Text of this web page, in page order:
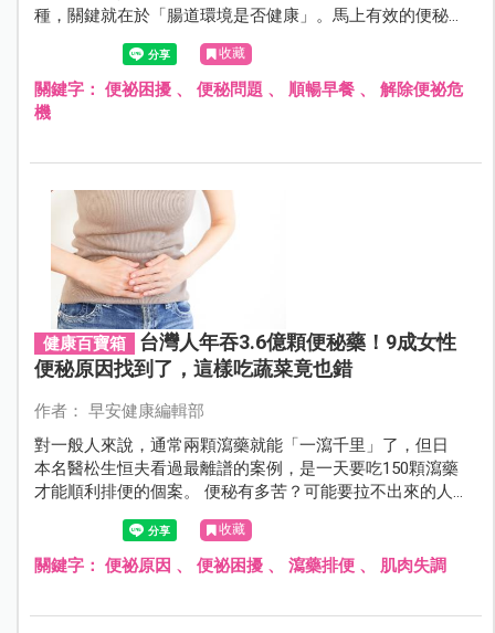
種，關鍵就在於「腸道環境是否健康」。馬上有效的便秘
解法分為「即效篇」與「長效篇」，看完請一定要準備好
收藏
關鍵字： 便祕困擾、 便秘問題 、 順暢早餐、 解除便祕危
機
健康百寶箱
台灣人年吞3.6億顆便秘藥！9成女性
便秘原因找到了，這樣吃蔬菜竟也錯
作者： 早安健康編輯部
對一般人來說，通常兩顆瀉藥就能「一瀉千里」了，但日
本名醫松生恒夫看過最離譜的案例，是一天要吃150顆瀉藥
才能順利排便的個案。 便秘有多苦？可能要拉不出來的人
才知道。當肚子鼓成一團又無處可去，有馬桶卻沒有「材
料」，你也曾經有便秘的困擾嗎？
收藏
關鍵字： 便祕原因 、 便祕困擾、 瀉藥排便、 肌肉失調